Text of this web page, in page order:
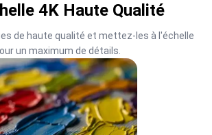
4K Haute Qualité
de haute qualité et mettez-les à l'échelle
un maximum de détails.